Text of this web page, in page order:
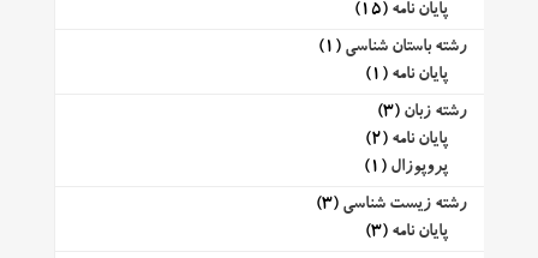
پایان نامه (15)
رشته باستان شناسی (1)
پایان نامه (1)
رشته زبان (3)
پایان نامه (2)
پروپوزال (1)
رشته زیست شناسی (3)
پایان نامه (3)